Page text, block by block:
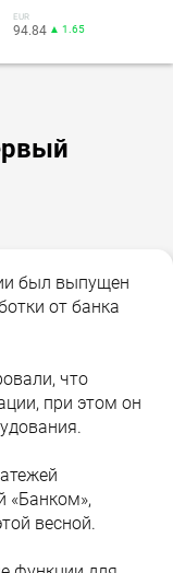
EUR
94.84 ▲ 1.65
был выпущен
от банка
что
при этом он
«Банком»,
весной.